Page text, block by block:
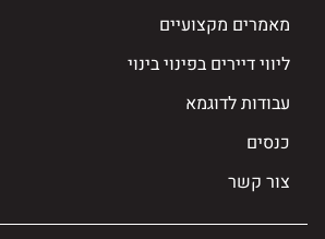
מאמרים מקצועיים
ליווי דיירים בפינוי בינוי
עבודות לדוגמא
כנסים
צור קשר